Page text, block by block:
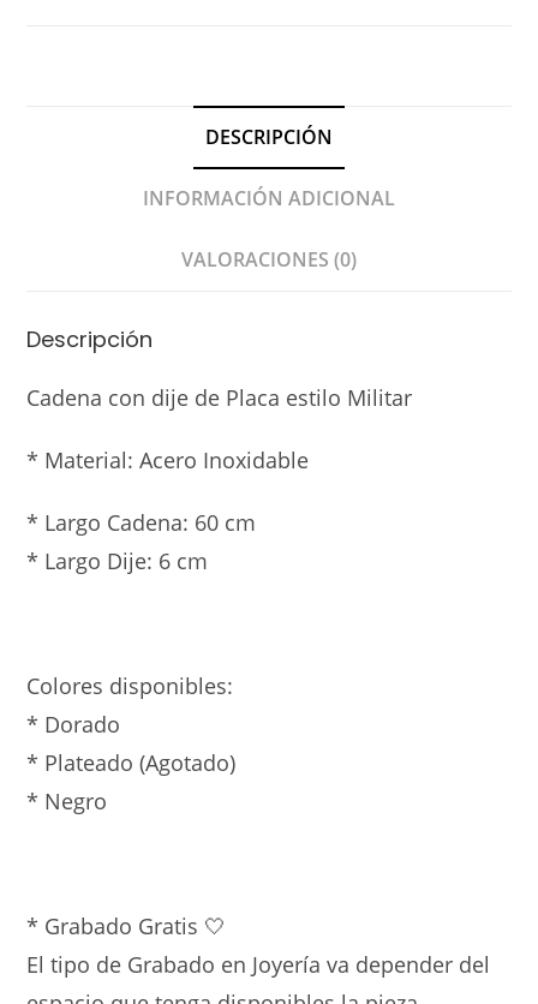
DESCRIPCIÓN
INFORMACIÓN ADICIONAL
VALORACIONES (0)
Descripción
Cadena con dije de Placa estilo Militar
* Material: Acero Inoxidable
* Largo Cadena: 60 cm
* Largo Dije: 6 cm
Colores disponibles:
* Dorado
* Plateado (Agotado)
* Negro
* Grabado Gratis 🤍
El tipo de Grabado en Joyería va depender del